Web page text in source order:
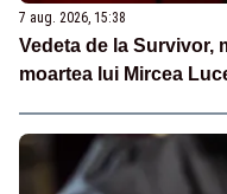
7 aug. 2026, 15:38
Vedeta de la Survivor,
moartea lui Mircea